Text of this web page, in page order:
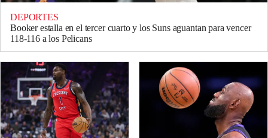
DEPORTES
Booker estalla en el tercer cuarto y los Suns aguantan para vencer
118-116 a los Pelicans